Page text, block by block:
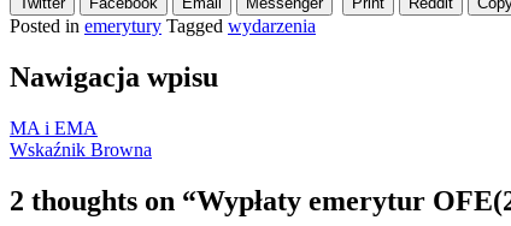
Posted in emerytury Tagged wydarzenia
Nawigacja wpisu
MA i EMA
Wskaźnik Browna
2 thoughts on “Wypłaty emerytur